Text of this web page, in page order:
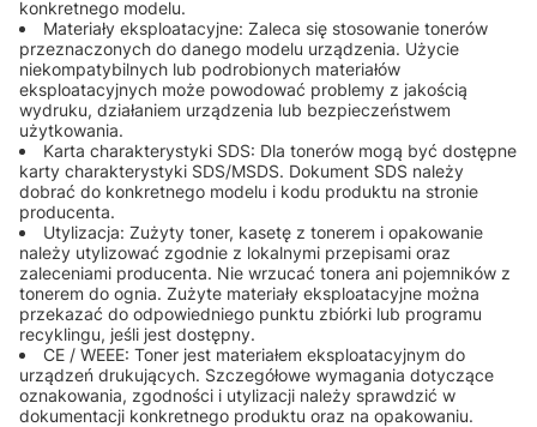
konkretnego modelu.
Materiały eksploatacyjne: Zaleca się stosowanie tonerów
przeznaczonych do danego modelu urządzenia. Użycie
niekompatybilnych lub podrobionych materiałów
eksploatacyjnych może powodować problemy z jakością
wydruku, działaniem urządzenia lub bezpieczeństwem
użytkowania.
Karta charakterystyki SDS: Dla tonerów mogą być dostępne
karty charakterystyki SDS/MSDS. Dokument SDS należy
dobrać do konkretnego modelu i kodu produktu na stronie
producenta.
Utylizacja: Zużyty toner, kasetę z tonerem i opakowanie
należy utylizować zgodnie z lokalnymi przepisami oraz
zaleceniami producenta. Nie wrzucać tonera ani pojemników z
tonerem do ognia. Zużyte materiały eksploatacyjne można
przekazać do odpowiedniego punktu zbiórki lub programu
recyklingu, jeśli jest dostępny.
CE / WEEE: Toner jest materiałem eksploatacyjnym do
urządzeń drukujących. Szczegółowe wymagania dotyczące
oznakowania, zgodności i utylizacji należy sprawdzić w
dokumentacji konkretnego produktu oraz na opakowaniu.